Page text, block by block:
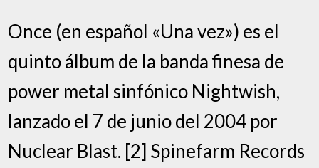
Once (en español «Una vez») es el
quinto álbum de la banda finesa de
power metal sinfónico Nightwish,
lanzado el 7 de junio del 2004 por
Nuclear Blast. [2] Spinefarm Records